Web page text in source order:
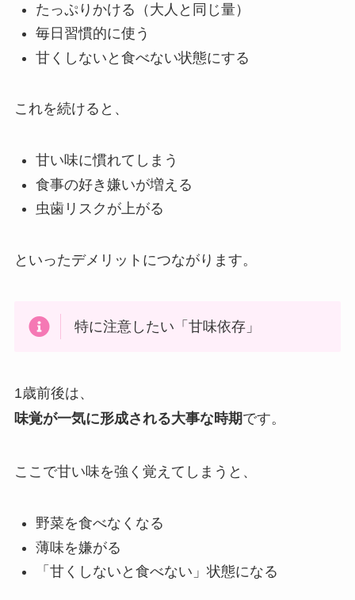
たっぷりかける（大人と同じ量）
毎日習慣的に使う
甘くしないと食べない状態にする
これを続けると、
甘い味に慣れてしまう
食事の好き嫌いが増える
虫歯リスクが上がる
といったデメリットにつながります。
特に注意したい「甘味依存」
1歳前後は、
味覚が一気に形成される大事な時期です。
ここで甘い味を強く覚えてしまうと、
野菜を食べなくなる
薄味を嫌がる
「甘くしないと食べない」状態になる